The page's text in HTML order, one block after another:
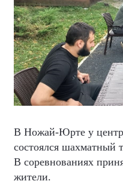
В Ножай-Юрте у
состоялся шахматный
В соревнованиях
жители.